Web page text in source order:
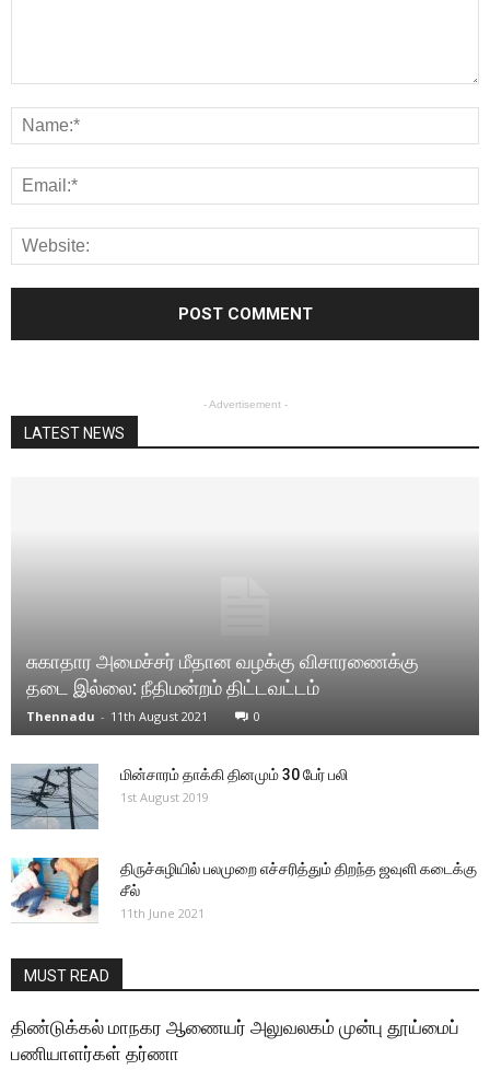
- Advertisement -
LATEST NEWS
சுகாதார அமைச்சர் மீதான வழக்கு விசாரணைக்கு
தடை இல்லை: நீதிமன்றம் திட்டவட்டம்
Thennadu - 11th August 2021 0
மின்சாரம் தாக்கி தினமும் 30 பேர் பலி
1st August 2019
திருச்சுழியில் பலமுறை எச்சரித்தும் திறந்த ஜவுளி கடைக்கு
சீல்
11th June 2021
MUST READ
திண்டுக்கல் மாநகர ஆணையர் அலுவலகம் முன்பு தூய்மைப்
பணியாளர்கள் தர்ணா